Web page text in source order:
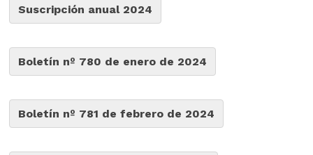
Suscripción anual 2024
Boletín nº 780 de enero de 2024
Boletín nº 781 de febrero de 2024